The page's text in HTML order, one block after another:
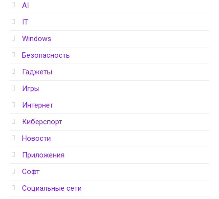
AI
IT
Windows
Безопасность
Гаджеты
Игры
Интернет
Киберспорт
Новости
Приложения
Софт
Социальные сети